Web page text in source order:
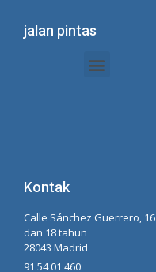
jalan pintas
Kontak
Calle Sánchez Guerrero, 16
dan 18 tahun
28043 Madrid
91 54 01 460